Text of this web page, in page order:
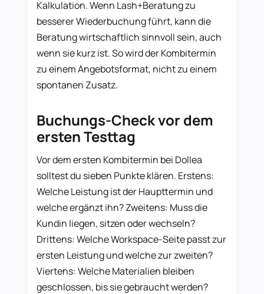
Kalkulation. Wenn Lash+Beratung zu
besserer Wiederbuchung führt, kann die
Beratung wirtschaftlich sinnvoll sein, auch
wenn sie kurz ist. So wird der Kombitermin
zu einem Angebotsformat, nicht zu einem
spontanen Zusatz.
Buchungs-Check vor dem
ersten Testtag
Vor dem ersten Kombitermin bei Dollea
solltest du sieben Punkte klären. Erstens:
Welche Leistung ist der Haupttermin und
welche ergänzt ihn? Zweitens: Muss die
Kundin liegen, sitzen oder wechseln?
Drittens: Welche Workspace-Seite passt zur
ersten Leistung und welche zur zweiten?
Viertens: Welche Materialien bleiben
geschlossen, bis sie gebraucht werden?